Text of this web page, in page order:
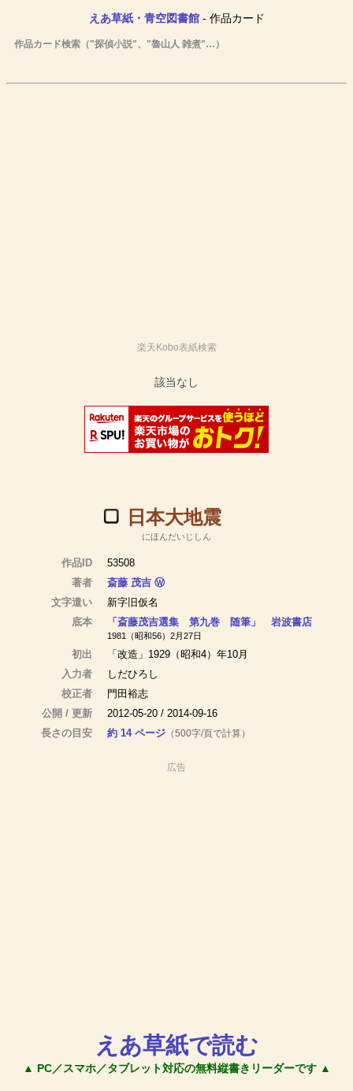
えあ草紙・青空図書館- 作品カード
作品カード検索（"探偵小説"、"魯山人 雑煮"…）
楽天Kobo表紙検索
日本大地震
にほんだいじしん
作品ID
53508
著者
斎藤 茂吉 Ⓦ
文字遣い
新字旧仮名
底本
「斎藤茂吉選集 第九巻 随筆」 岩波書店
1981（昭和56）2月27日
初出
「改造」1929（昭和4）年10月
入力者
しだひろし
校正者
門田裕志
公開 / 更新
2012-05-20 / 2014-09-16
長さの目安
約 14 ページ （500字/頁で計算）
広告
えあ草紙で読む
▲ PC／スマホ／タブレット対応の無料縦書きリーダーです ▲